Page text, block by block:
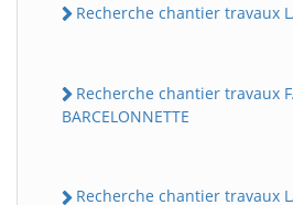
Recherche chantier travaux
Recherche chantier travaux
BARCELONNETTE
Recherche chantier travaux